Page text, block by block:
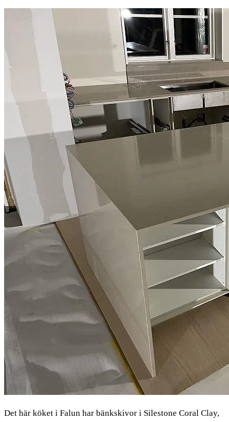
Det här köket i Falun har bänkskivor i Silestone Coral Clay,